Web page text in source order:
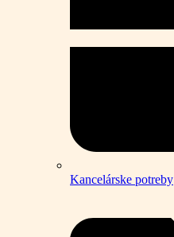
Kancelárske potreby